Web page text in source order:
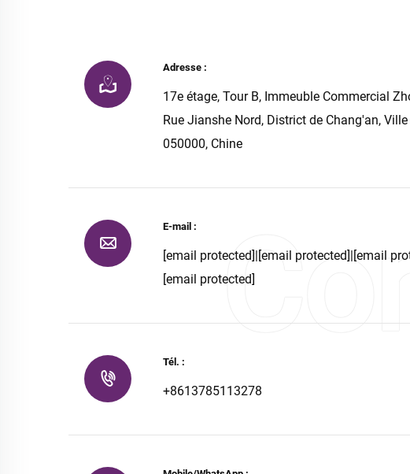
Adresse :
17e étage, Tour B, Immeuble Commercial
Rue Jianshe Nord, District de Chang'an,
050000, Chine
E-mail :
[email protected] [email protected] [email
[email protected]
Tél. :
+8613785113278